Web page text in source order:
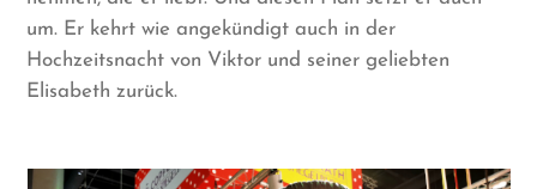
um. Er kehrt wie angekündigt auch in der
Hochzeitsnacht von Viktor und seiner geliebten
Elisabeth zurück.